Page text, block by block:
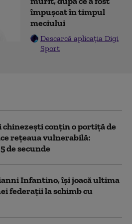
împușcat în timpul
meciului
Descarcă aplicația Digi
Sport
conțin o portiță de
rețeaua vulnerabilă:
de secunde
Infantino, îşi joacă ultima
federații la schimb cu